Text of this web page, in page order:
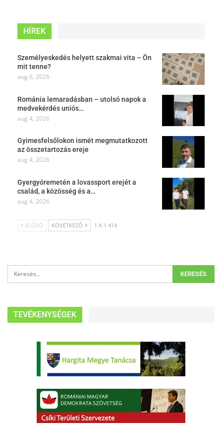
HÍREK
Személyeskedés helyett szakmai vita – Ön
mit tenne?
aug 6, 2026
Románia lemaradásban – utolsó napok a
medvekérdés uniós…
aug 4, 2026
Gyimesfelsőlokon ismét megmutatkozott
az összetartozás ereje
aug 4, 2026
Gyergyóremetén a lovassport erejét a
család, a közösség és a…
aug 4, 2026
ELŐZŐ KÖVETKEZŐ 1 A 1 414
TEVÉKENYSÉGEK